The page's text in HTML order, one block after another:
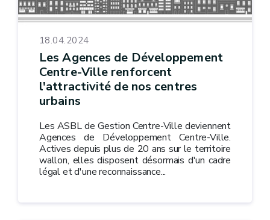
18.04.2024
Les Agences de Développement
Centre-Ville renforcent
l'attractivité de nos centres
urbains
Les ASBL de Gestion Centre-Ville deviennent
Agences de Développement Centre-Ville.
Actives depuis plus de 20 ans sur le territoire
wallon, elles disposent désormais d'un cadre
légal et d'une reconnaissance...